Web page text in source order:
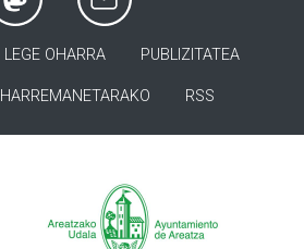
LEGE OHARRA PUBLIZITATEA
HARREMANETARAKO RSS